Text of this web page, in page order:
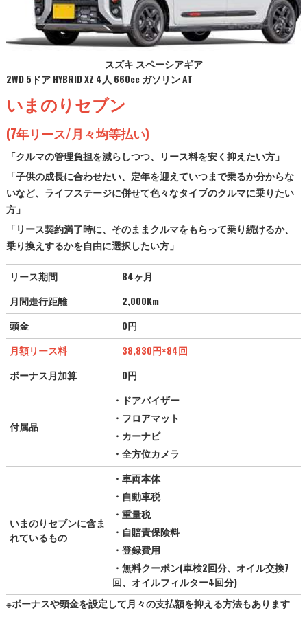
スズキ スペーシアギア
2WD 5ドア HYBRID XZ 4人 660cc ガソリン AT
いまのりセブン
(7年リース/月々均等払い)
「クルマの管理負担を減らしつつ、リース料を安く抑えたい方」
「子供の成長に合わせたい、定年を迎えていつまで乗るか分からな
いなど、ライフステージに併せて色々なタイプのクルマに乗りたい
方」
「リース契約満了時に、そのままクルマをもらって乗り続けるか、
乗り換えするかを自由に選択したい方」
リース期間
84ヶ月
月間走行距離
2,000Km
頭金
0円
月額リース料
38,830円×84回
ボーナス月加算
0円
付属品
・ドアバイザー
・フロアマット
・カーナビ
・全方位カメラ
いまのりセブンに含ま
れているもの
・車両本体
・自動車税
・重量税
・自賠責保険料
・登録費用
・無料クーポン(車検2回分、オイル交換7
回、オイルフィルター4回分)
※ボーナスや頭金を設定して月々の支払額を抑える方法もあります